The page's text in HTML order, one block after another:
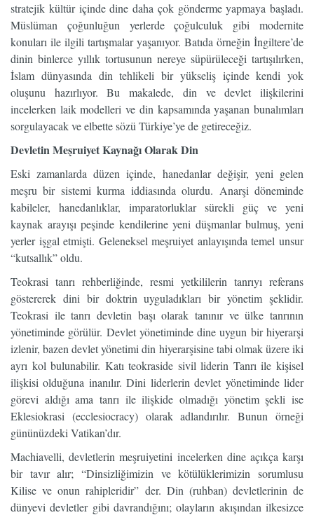
stratejik kültür içinde dine daha çok gönderme yapmaya başladı.
Müslüman çoğunluğun yerlerde çoğulculuk gibi modernite
konuları ile ilgili tartışmalar yaşanıyor. Batıda örneğin İngiltere’de
dinin binlerce yıllık tortusunun nereye süpürüleceği tartışılırken,
İslam dünyasında din tehlikeli bir yükseliş içinde kendi yok
oluşunu hazırlıyor. Bu makalede, din ve devlet ilişkilerini
incelerken laik modelleri ve din kapsamında yaşanan bunalımları
sorgulayacak ve elbette sözü Türkiye’ye de getireceğiz.
Devletin Meşruiyet Kaynağı Olarak Din
Eski zamanlarda düzen içinde, hanedanlar değişir, yeni gelen
meşru bir sistemi kurma iddiasında olurdu. Anarşi döneminde
kabileler, hanedanlıklar, imparatorluklar sürekli güç ve yeni
kaynak arayışı peşinde kendilerine yeni düşmanlar bulmuş, yeni
yerler işgal etmişti. Geleneksel meşruiyet anlayışında temel unsur
“kutsallık” oldu.
Teokrasi tanrı rehberliğinde, resmi yetkililerin tanrıyı referans
göstererek dini bir doktrin uyguladıkları bir yönetim şeklidir.
Teokrasi ile tanrı devletin başı olarak tanınır ve ülke tanrının
yönetiminde görülür. Devlet yönetiminde dine uygun bir hiyerarşi
izlenir, bazen devlet yönetimi din hiyerarşisine tabi olmak üzere iki
ayrı kol bulunabilir. Katı teokraside sivil liderin Tanrı ile kişisel
ilişkisi olduğuna inanılır. Dini liderlerin devlet yönetiminde lider
görevi aldığı ama tanrı ile ilişkide olmadığı yönetim şekli ise
Eklesiokrasi (ecclesiocracy) olarak adlandırılır. Bunun örneği
gününüzdeki Vatikan’dır.
Machiavelli, devletlerin meşruiyetini incelerken dine açıkça karşı
bir tavır alır; “Dinsizliğimizin ve kötülüklerimizin sorumlusu
Kilise ve onun rahipleridir” der. Din (ruhban) devletlerinin de
dünyevi devletler gibi davrandığını; olayların akışından ilkesizce